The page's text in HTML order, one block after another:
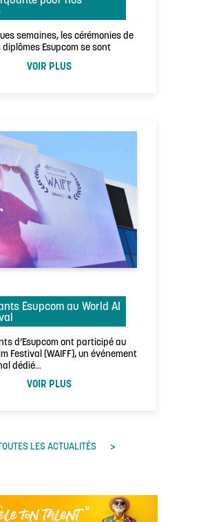
semaines, les cérémonies de
diplômes Esupcom se sont
VOIR PLUS
Esupcom au World AI
d’Esupcom ont participé au
Festival (WAIFF), un événement
dédié…
VOIR PLUS
LES ACTUALITÉS >